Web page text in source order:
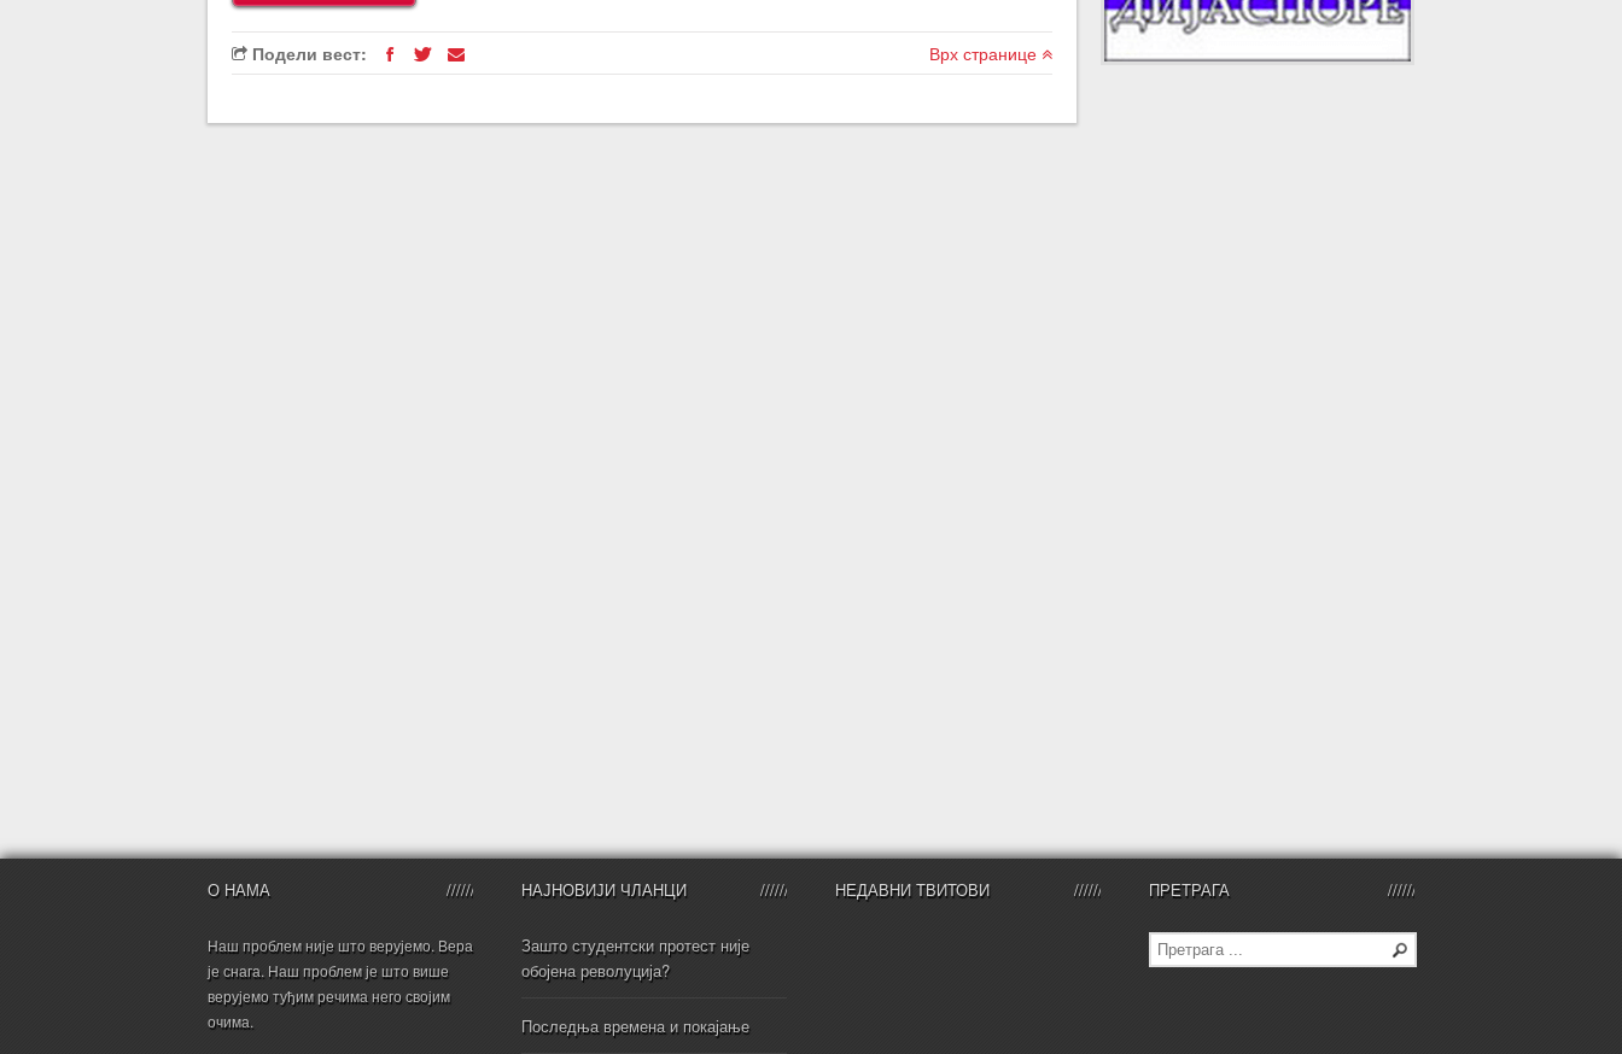
Подели вест: Врх странице
О НАМА
Наш проблем није што верујемо. Вера
је снага. Наш проблем је што више
верујемо туђим речима него својим
очима.
НАЈНОВИЈИ ЧЛАНЦИ
Зашто студентски протест није
обојена револуција?
Последња времена и покајање
НЕДАВНИ ТВИТОВИ ПРЕТРАГА